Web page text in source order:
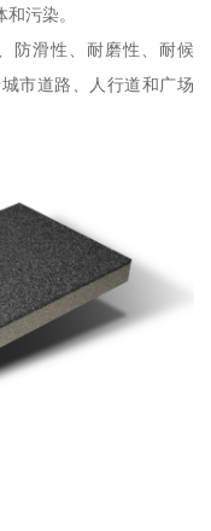
污染。
防滑性、耐磨性、耐候
市道路、人行道和广场